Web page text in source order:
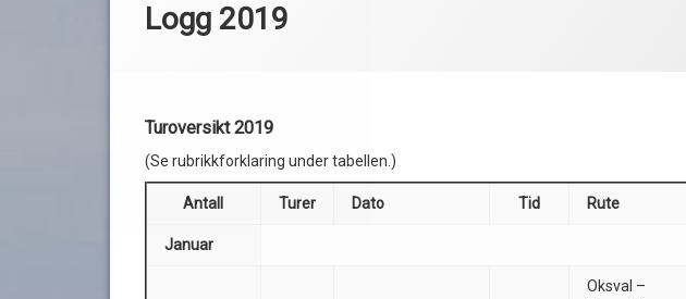
Logg 2019
Turoversikt 2019
(Se rubrikkforklaring under tabellen.)
Antall Turer Dato Tid Rute
Januar
Oksval –